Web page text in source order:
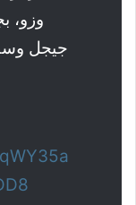
وزو،
جيجل